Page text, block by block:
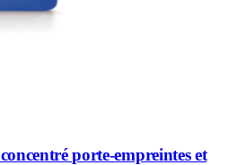
porte-empreintes et